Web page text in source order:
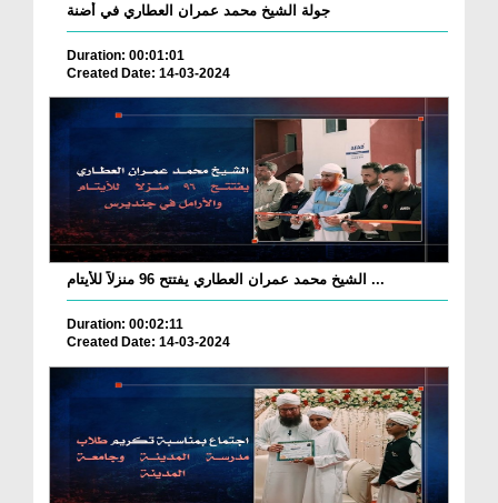
جولة الشيخ محمد عمران العطاري في أضنة
Duration: 00:01:01
Created Date: 14-03-2024
الشيخ محمد عمران العطاري يفتتح 96 منزلاً للأيتام ...
Duration: 00:02:11
Created Date: 14-03-2024